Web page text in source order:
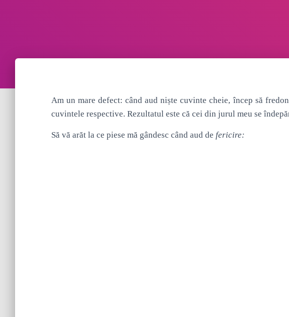
Am un mare defect: când aud niște cuvinte cheie, încep să
cuvintele respective. Rezultatul este că cei din jurul meu se
Să vă arăt la ce piese mă gândesc când aud de fericire: